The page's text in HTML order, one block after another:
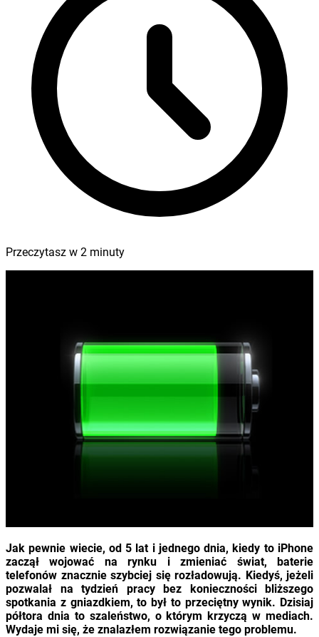
Przeczytasz w 2 minuty
Jak pewnie wiecie, od 5 lat i jednego dnia, kiedy to iPhone
zaczął wojować na rynku i zmieniać świat, baterie
telefonów znacznie szybciej się rozładowują. Kiedyś, jeżeli
pozwalał na tydzień pracy bez konieczności bliższego
spotkania z gniazdkiem, to był to przeciętny wynik. Dzisiaj
półtora dnia to szaleństwo, o którym krzyczą w mediach.
Wydaje mi się, że znalazłem rozwiązanie tego problemu.